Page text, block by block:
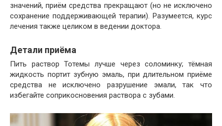
значений, приём средства прекращают (но не исключено
сохранение поддерживающей терапии). Разумеется, курс
лечения также целиком в ведении доктора.
Детали приёма
Пить раствор Тотемы лучше через соломинку; тёмная
жидкость портит зубную эмаль, при длительном приёме
средства не исключено разрушение эмали, так что
избегайте соприкосновения раствора с зубами.